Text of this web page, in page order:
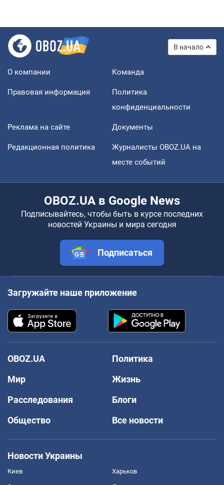
В начало
О компании Команда
Правовая информация
Политика
конфиденциальности
Реклама на сайте Документы
Редакционная политика
Журналисты OBOZ.UA на
месте событий
OBOZ.UA в Google News
Подписывайтесь, чтобы быть в курсе последних
новостей Украины и мира сегодня
Подписаться
Загружайте наше приложение
OBOZ.UA
Политика
Мир
Жизнь
Расследования
Блоги
Общество
Все новости
Новости Украины
Киев Харьков